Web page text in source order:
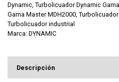
Dynamic, Turbolicuador Dynamic
Gama Master MDH2000,
Turbolicuador industrial
Marca: DYNAMIC
Descripción